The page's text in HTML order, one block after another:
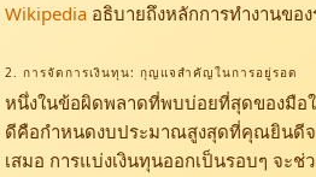
Wikipedia อธิบายถึงหลักการทำงานขอ
2. การจัดการเงินทุน: กุญแจสำคัญในการอยู่รอด
หนึ่งในข้อผิดพลาดที่พบบ่อยที่สุดของมือ
ดีคือกำหนดงบประมาณสูงสุดที่คุณยินดีจะ
เสมอ การแบ่งเงินทุนออกเป็นรอบๆ จะ